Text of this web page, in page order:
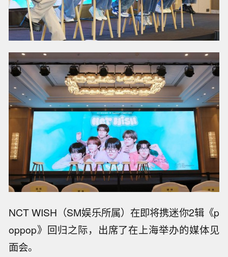
NCT WISH（SM娱乐所属）在即将携迷你2辑《p
oppop》回归之际，出席了在上海举办的媒体见
面会。